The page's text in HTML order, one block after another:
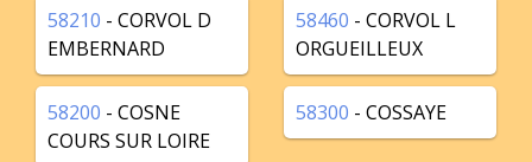
58210 - CORVOL D
EMBERNARD
58460 - CORVOL L
ORGUEILLEUX
58200 - COSNE
COURS SUR LOIRE
58300 - COSSAYE